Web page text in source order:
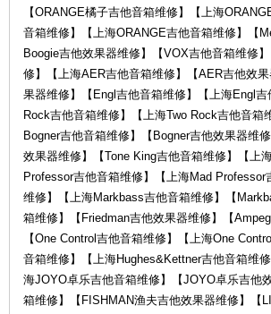
【ORANGE橘子吉他音箱维修】【上海
音箱维修】【上海ORANGE吉他音箱维修】【
Boogie吉他效果器维修】【VOX吉他音箱维修
修】【上海AER吉他音箱维修】【AER吉他效
果器维修】【Engl吉他音箱维修】【上海Engl
Rock吉他音箱维修】【上海Two Rock吉他音
Bogner吉他音箱维修】【Bogner吉他效果器维
效果器维修】【Tone King吉他音箱维修】【上
Professor吉他音箱维修】【上海Mad
维修】【上海Markbass吉他音箱维修】【
箱维修】【Friedman吉他效果器维修】【
【One Control吉他音箱维修】【上海One
音箱维修】【上海Hughes&Kettner吉他音箱维
海JOYO卓乐吉他音箱维修】【JOYO卓乐吉他
箱维修】【FISHMAN渔夫吉他效果器维修】【